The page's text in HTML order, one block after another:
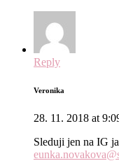
Reply
Veronika
28. 11. 2018 at
Sleduji jen na IG